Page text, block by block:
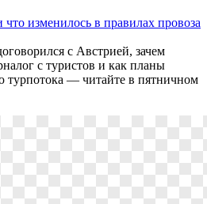
что изменилось в правилах провоза
с Австрией, зачем
с туристов и как планы
— читайте в пятничном